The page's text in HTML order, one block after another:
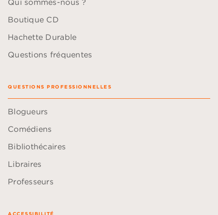
Qui sommes-nous ?
Boutique CD
Hachette Durable
Questions fréquentes
QUESTIONS PROFESSIONNELLES
Blogueurs
Comédiens
Bibliothécaires
Libraires
Professeurs